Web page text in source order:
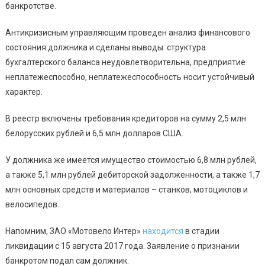
банкротстве.
Антикризисным управляющим проведен анализ финансового
состояния должника и сделаны выводы: структура
бухгалтерского баланса неудовлетворительна, предприятие
неплатежеспособно, неплатежеспособность носит устойчивый
характер.
В реестр включены требования кредиторов на сумму 2,5 млн
белорусских рублей и 6,5 млн долларов США.
У должника же имеется имущество стоимостью 6,8 млн рублей,
а также 5,1 млн рублей дебиторской задолженности, а также 1,7
млн основных средств и материалов – станков, мотоциклов и
велосипедов.
Напомним, ЗАО «Мотовело Интер» находится в стадии
ликвидации с 15 августа 2017 года. Заявление о признании
банкротом подал сам должник.